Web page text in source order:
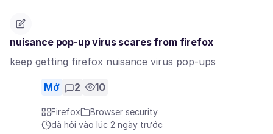
nuisance pop-up virus scares from firefox
keep getting firefox nuisance virus pop-ups
Mở 2 10
Firefox
Browser security
đã hỏi vào lúc 2 ngày trước